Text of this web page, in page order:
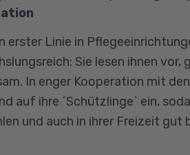
erster Linie in
Sie lesen ihnen vor,
In enger Kooperation mit
auf ihre ´Schützlinge` ein,
und auch in ihrer Freizeit gut